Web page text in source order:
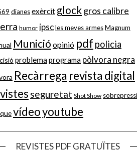
dianesexèrcit glockgros calibre
humor ipscles meves armesMagnum
Munició opinió pdf policia
problemaprograma pòlvora negra
Recàrrega revista digital
seguretat Shot Show
vídeoyoutube
REVISTES PDF GRATUÏTES